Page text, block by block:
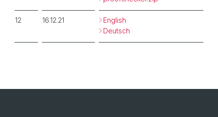
12 16.12.21
English
Deutsch